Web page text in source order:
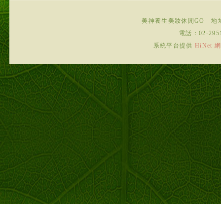
美神養生美妝休閒GO
地
電話： 02-
系統平台提供HiNet